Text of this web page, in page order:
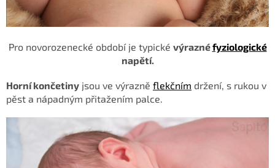
Pro novorozenecké období je typické výraznéfyziologické
napětí.
Horní končetiny jsou ve výrazně flekčním držení, s rukou v
pěst a nápadným přitažením palce.